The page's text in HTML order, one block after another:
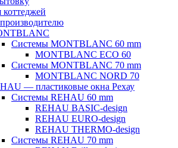
Системы MONTBLANC 60 mm
MONTBLANC ECO 60
Системы MONTBLANC 70 mm
MONTBLANC NORD 70
— пластиковые окна Рехау
Системы REHAU 60 mm
REHAU BASIC-design
REHAU EURO-design
REHAU THERMO-design
Системы REHAU 70 mm